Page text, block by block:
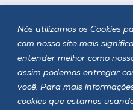
Nós utilizamos os Cookies
com nosso site mais
entender melhor como
assim podemos entregar
você. Para mais
cookies que estamos
Siga a Unoesc